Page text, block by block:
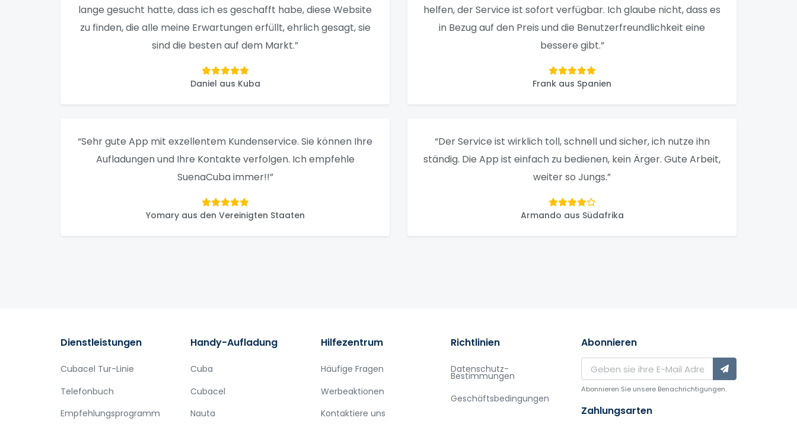
lange gesucht hatte, dass ich es geschafft habe, diese Website
zu finden, die alle meine Erwartungen erfüllt, ehrlich gesagt, sie
sind die besten auf dem Markt.”
Daniel aus Kuba
helfen, der Service ist sofort verfügbar. Ich glaube nicht, dass es
in Bezug auf den Preis und die Benutzerfreundlichkeit eine
bessere gibt.”
Frank aus Spanien
“Sehr gute App mit exzellentem Kundenservice. Sie können Ihre
Aufladungen und Ihre Kontakte verfolgen. Ich empfehle
SuenaCuba immer!!”
Yomary aus den Vereinigten Staaten
“Der Service ist wirklich toll, schnell und sicher, ich nutze ihn
ständig. Die App ist einfach zu bedienen, kein Ärger. Gute Arbeit,
weiter so Jungs.”
Armando aus Südafrika
Dienstleistungen
Cubacel Tur-Linie
Telefonbuch
Empfehlungsprogramm
Handy-Aufladung
Cuba
Cubacel
Nauta
Hilfezentrum
Häufige Fragen
Werbeaktionen
Kontaktiere uns
Richtlinien
Datenschutz-
Bestimmungen
Geschäftsbedingungen
Abonnieren
Abonnieren Sie unsere Benachrichtigungen.
Zahlungsarten